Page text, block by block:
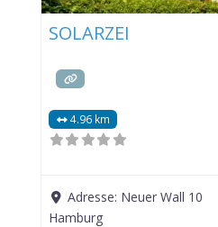
SOLARZEI
4.96 km
Adresse: Neuer Wall 10
Hamburg